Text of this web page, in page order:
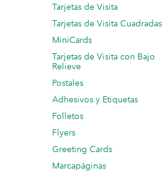
Tarjetas de Visita
Tarjetas de Visita Cuadradas
MiniCards
Tarjetas de Visita con Bajo
Relieve
Postales
Adhesivos y Etiquetas
Folletos
Flyers
Greeting Cards
Marcapáginas